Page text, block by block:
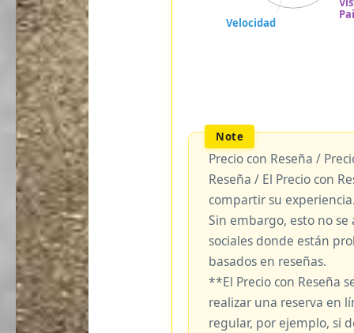
Precio con Reseña /
Reseña / El Precio con
compartir su
Sin embargo, esto no
sociales donde están
basados en reseñas.
**El Precio con Reseña
realizar una reserva en
regular, por ejemplo, si